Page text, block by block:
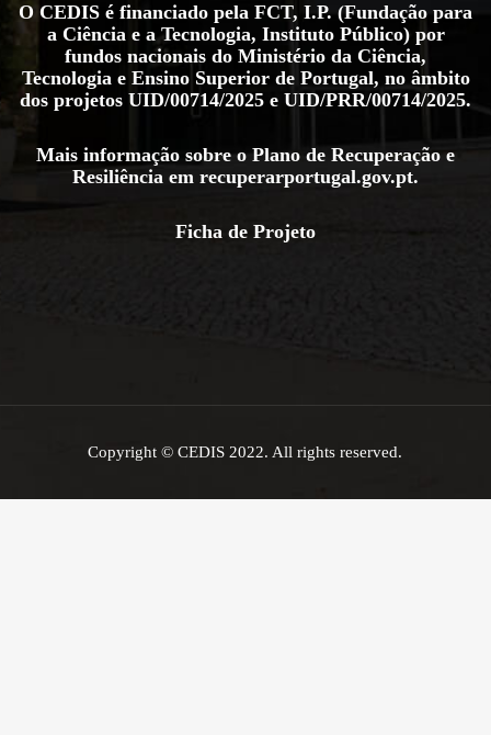
O CEDIS é financiado pela FCT, I.P. (Fundação para
a Ciência e a Tecnologia, Instituto Público) por
fundos nacionais do Ministério da Ciência,
Tecnologia e Ensino Superior de Portugal, no âmbito
dos projetos UID/00714/2025 e UID/PRR/00714/2025.
Mais informação sobre o Plano de Recuperação e
Resiliência em recuperarportugal.gov.pt.
Ficha de Projeto
Copyright © CEDIS 2022. All rights reserved.